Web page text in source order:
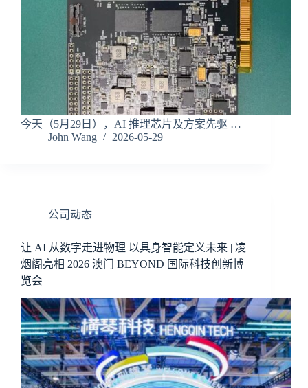
今天（5月29日），AI 推理芯片及方案先驱 …
John Wang
2026-05-29
公司动态
让 AI 从数字走进物理 以具身智能定义未来 | 凌
烟阁亮相 2026 澳门 BEYOND 国际科技创新博
览会